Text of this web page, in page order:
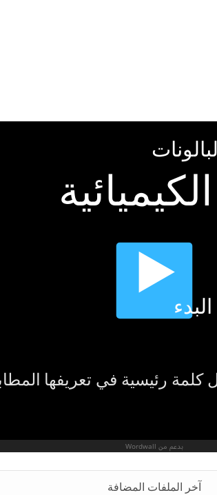
آخر الملفات المضافة